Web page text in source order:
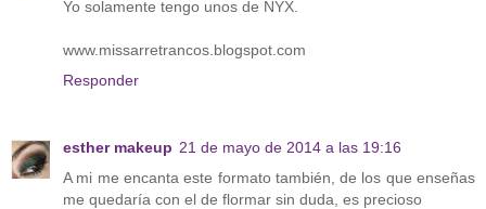
Yo solamente tengo unos de NYX.
www.missarretrancos.blogspot.com
Responder
esther makeup 21 de mayo de 2014 a las 19:16
A mi me encanta este formato también, de los que enseñas
me quedaría con el de flormar sin duda, es precioso